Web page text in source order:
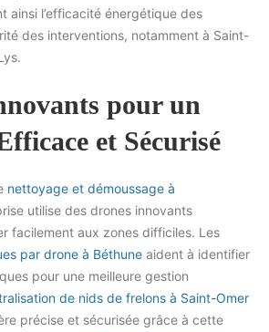
ainsi l’efficacité énergétique des
des interventions, notamment à Saint-
pour un
et Sécurisé
nettoyage et démoussage à
utilise des drones innovants
facilement aux zones difficiles. Les
par drone à Béthune aident à identifier
pour une meilleure gestion
de nids de frelons à Saint-Omer
précise et sécurisée grâce à cette